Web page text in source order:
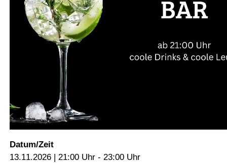
Datum/Zeit
13.11.2026 | 21:00 Uhr - 23:00 Uhr